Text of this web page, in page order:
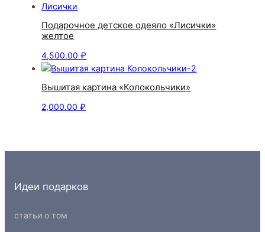
Подарочное детское одеяло «Лисички»
желтое
4,500.00₽
Вышитая картина «Колокольчики»
2,000.00₽
Идеи подарков
статьи о том